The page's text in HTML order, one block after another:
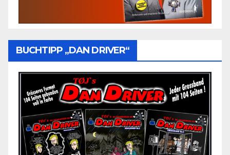
BUCHTIPP „DAN DRIVER“